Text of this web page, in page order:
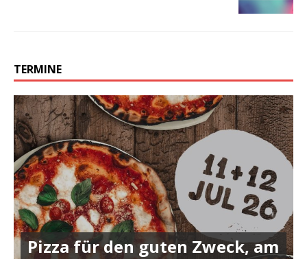
TERMINE
Pizza für den guten Zweck, am